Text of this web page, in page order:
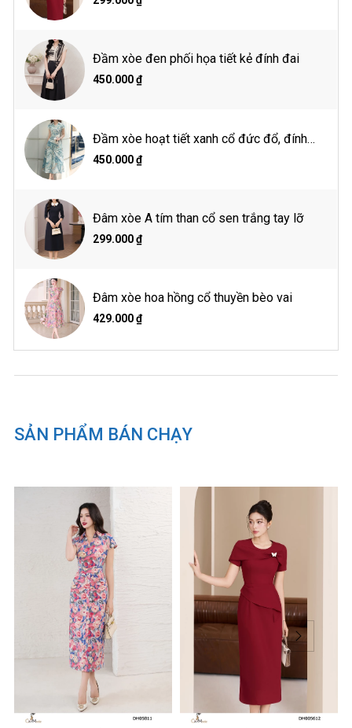
Đầm xòe đen phối họa tiết kẻ đính đai
450.000 ₫
Đầm xòe hoạt tiết xanh cổ đức đổ, đính
hoa eo
450.000 ₫
Đâm xòe A tím than cổ sen trắng tay lỡ
299.000 ₫
Đâm xòe hoa hồng cổ thuyền bèo vai
429.000 ₫
Size XL: 40*96*80
Chiều cao 1m65
Vòng 3: 89 cm
Mặc size S
Giặt tay hoặc giặt máy ở chế độ giặt nhẹ
Giặt nước lạnh
Giặt với sản phẩm cùng màu
Phơi trong bóng mát
Xuất xứ: Việt Nam
SẢN PHẨM BÁN CHẠY